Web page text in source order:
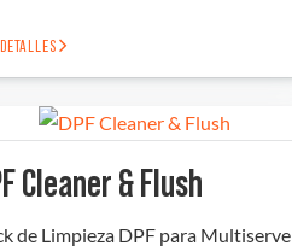
Cleaner & Flush
de Limpieza DPF para Multiserve